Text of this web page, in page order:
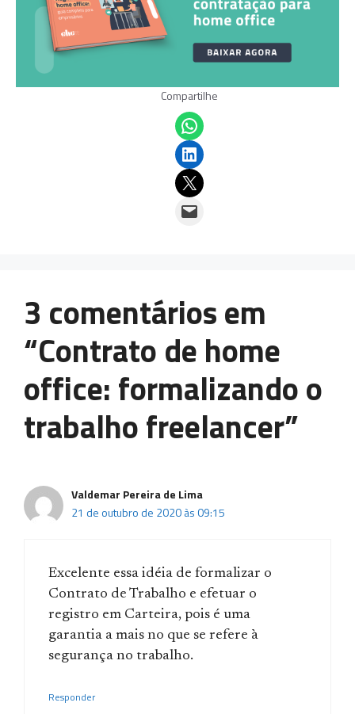
Compartilhe
Share on WhatsApp
Share on LinkedIn
Email this Page
Email this Page
3 comentários em
“Contrato de home
office: formalizando o
trabalho freelancer”
Valdemar Pereira de Lima
21 de outubro de 2020 às 09:15
Excelente essa idéia de formalizar o
Contrato de Trabalho e efetuar o
registro em Carteira, pois é uma
garantia a mais no que se refere à
segurança no trabalho.
Responder